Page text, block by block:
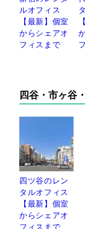
ルオフィス
【最新】個室
からシェアオ
フィスまで
四谷・市ヶ谷
四ツ谷のレン
タルオフィス
【最新】個室
からシェアオ
フィスまで